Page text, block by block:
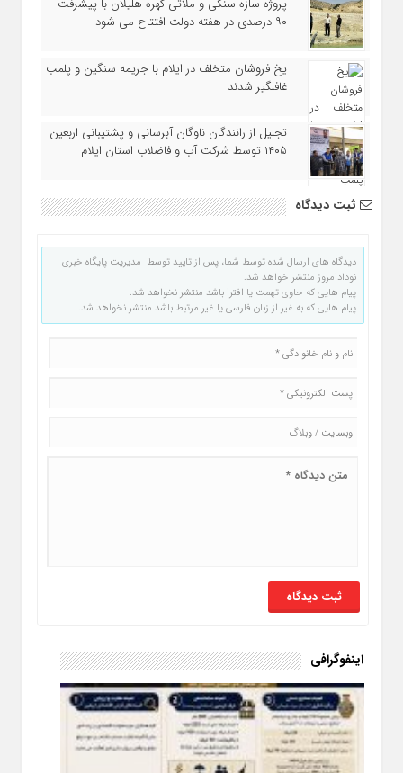
پروژه سازه سنگی و ملاتی کهره هلیلان با پیشرفت
۹۰ درصدی در هفته دولت افتتاح می شود
یخ‌ فروشان متخلف در ایلام با جریمه سنگین و پلمب
غافلگیر شدند
تجلیل از رانندگان ناوگان آبرسانی و پشتیبانی اربعین
۱۴۰۵ توسط شرکت آب و فاضلاب استان ایلام
ثبت دیدگاه
دیدگاه های ارسال شده توسط شما، پس از تایید توسط مدیریت پایگاه خبری
نودادامروز منتشر خواهد شد.
پیام هایی که حاوی تهمت یا افترا باشد منتشر نخواهد شد.
پیام هایی که به غیر از زبان فارسی یا غیر مرتبط باشد منتشر نخواهد شد.
اینفوگرافی